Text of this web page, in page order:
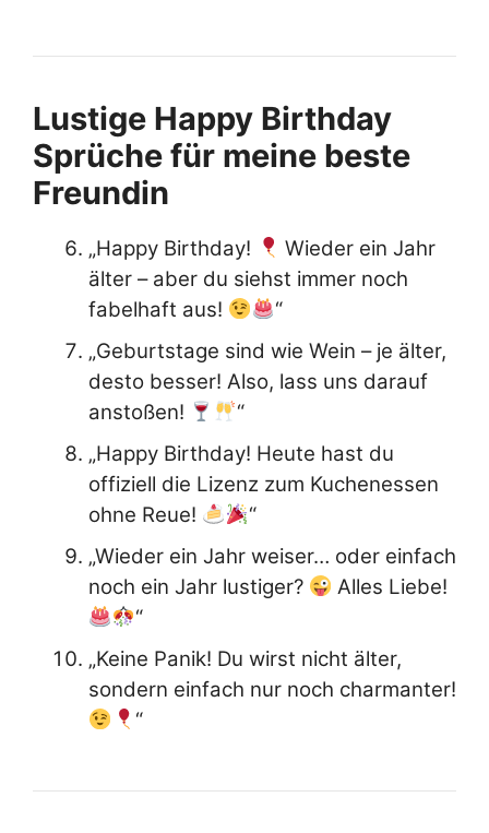
Lustige Happy Birthday
Sprüche für meine beste
Freundin
„Happy Birthday!
Wieder ein Jahr
älter – aber du siehst immer noch
fabelhaft aus!
“
„Geburtstage sind wie Wein – je älter,
desto besser! Also, lass uns darauf
anstoßen!
“
„Happy Birthday! Heute hast du
offiziell die Lizenz zum Kuchenessen
ohne Reue!
“
„Wieder ein Jahr weiser… oder einfach
noch ein Jahr lustiger?
Alles Liebe!
“
„Keine Panik! Du wirst nicht älter,
sondern einfach nur noch charmanter!
“